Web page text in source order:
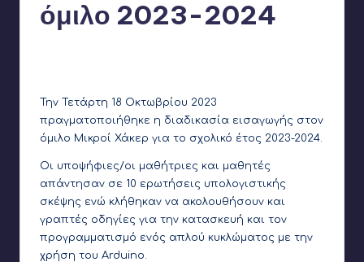
όμιλο 2023-2024
Την Τετάρτη 18 Οκτωβρίου 2023
πραγματοποιήθηκε η διαδικασία εισαγωγής στον
όμιλο Μικροί Χάκερ για το σχολικό έτος 2023-2024.
Οι υποψήφιες/οι μαθήτριες και μαθητές
απάντησαν σε 10 ερωτήσεις υπολογιστικής
σκέψης ενώ κλήθηκαν να ακολουθήσουν και
γραπτές οδηγίες για την κατασκευή και τον
προγραμματισμό ενός απλού κυκλώματος με την
χρήση του Arduino.